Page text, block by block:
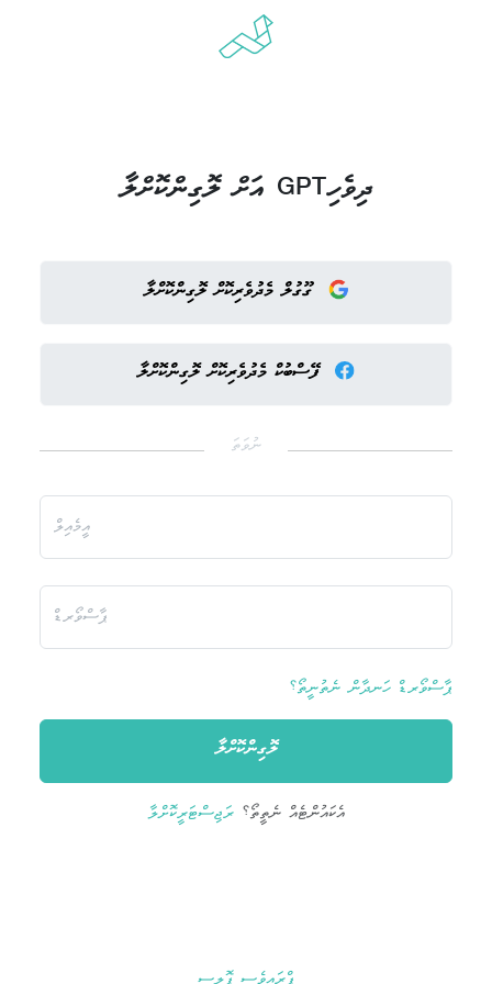
ދިވެހިGPT އަށް ލޮގިންކޮށްލާ
ގޫގުލް މެދުވެރިކޮށް ލޮގިންކޮށްލާ
ފޭސްބުކް މެދުވެރިކޮށް ލޮގިންކޮށްލާ
ނުވަތަ
ޕާސްވޯރޑް ހަނދާން ނެތުނީތޯ؟
ލޮގިންކޮށްލާ
އެކައުންޓެއް ނެތީތޯ؟ ރަޖިސްޓަރީކޮށްލާ